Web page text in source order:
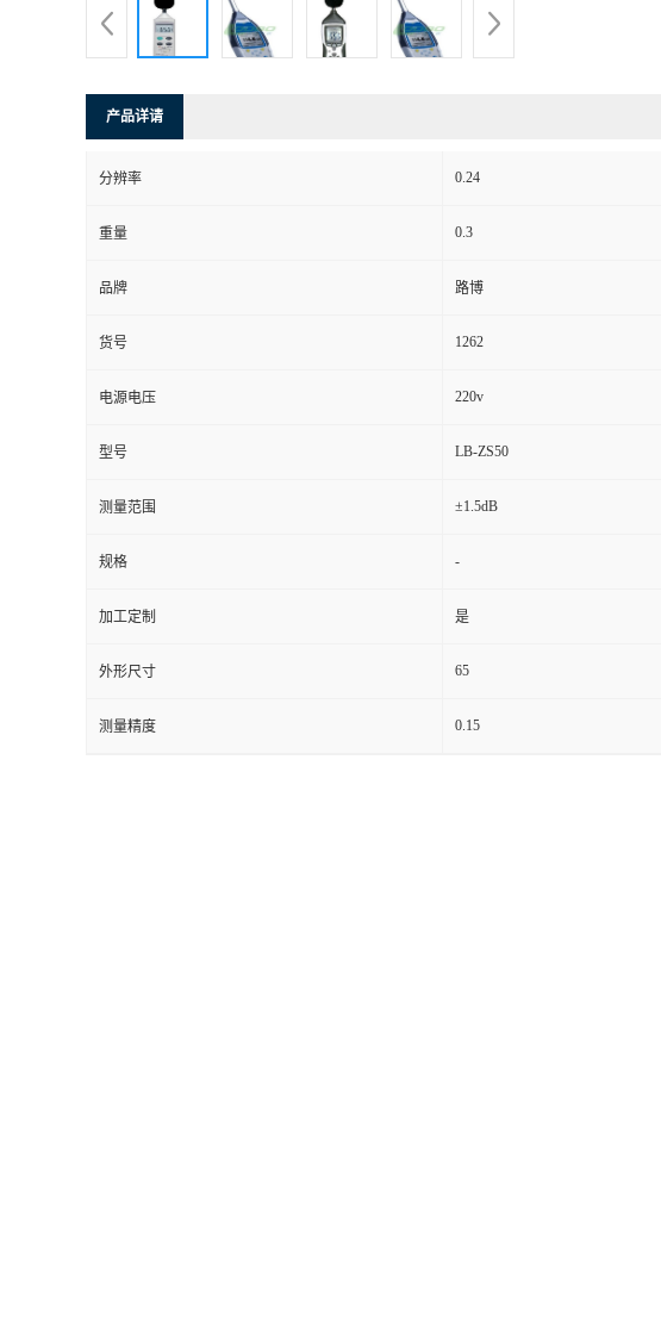
产品详请
分辨率 0.24
重量 0.3
品牌 路博
货号 1262
电源电压 220v
型号 LB-ZS50
测量范围 ±1.5dB
规格 -
加工定制 是
外形尺寸 65
测量精度 0.15